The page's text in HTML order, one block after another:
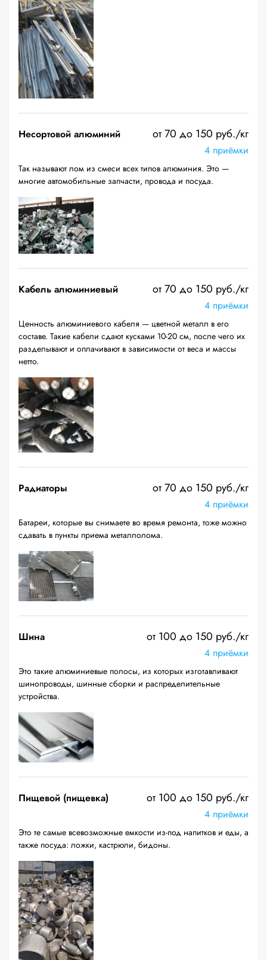
Несортовой алюминий от 70 до 150 руб./кг
4 приёмки
Так называют лом из смеси всех типов алюминия. Это —
многие автомобильные запчасти, провода и посуда.
Кабель алюминиевый от 70 до 150 руб./кг
4 приёмки
Ценность алюминиевого кабеля — цветной металл в его
составе. Такие кабели сдают кусками 10-20 см, после чего их
разделывают и оплачивают в зависимости от веса и массы
нетто.
Радиаторы от 70 до 150 руб./кг
4 приёмки
Батареи, которые вы снимаете во время ремонта, тоже можно
сдавать в пункты приема металлолома.
Шина от 100 до 150 руб./кг
4 приёмки
Это такие алюминиевые полосы, из которых изготавливают
шинопроводы, шинные сборки и распределительные
устройства.
Пищевой (пищевка) от 100 до 150 руб./кг
4 приёмки
Это те самые всевозможные емкости из-под напитков и еды, а
также посуда: ложки, кастрюли, бидоны.